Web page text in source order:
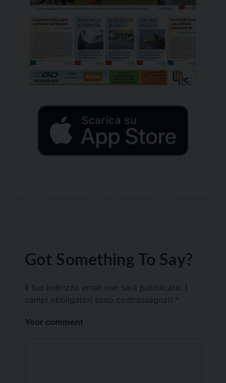
Got Something To Say?
Il tuo indirizzo email non sarà pubblicato.
campi obbligatori sono contrassegnati *
Your comment